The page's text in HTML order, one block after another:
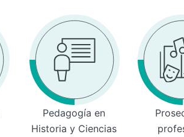
Pedagogía en
Historia y Ciencias